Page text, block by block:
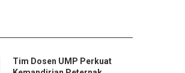
Tim Dosen UMP Perkuat